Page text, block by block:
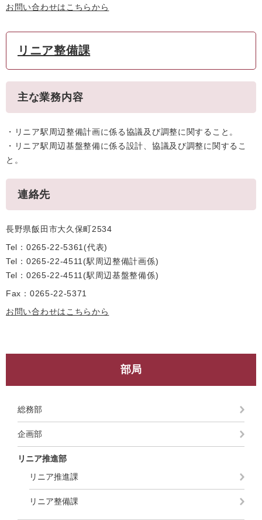
お問い合わせはこちらから
リニア整備課
主な業務内容
・リニア駅周辺整備計画に係る協議及び調整に関すること。
・リニア駅周辺基盤整備に係る設計、協議及び調整に関するこ
と。
連絡先
長野県飯田市大久保町2534
Tel：0265-22-5361
代表
Tel：0265-22-4511
駅周辺整備計画係
Tel：0265-22-4511
駅周辺基盤整備係
Fax：0265-22-5371
お問い合わせはこちらから
部局
総務部
企画部
リニア推進部
リニア推進課
リニア整備課